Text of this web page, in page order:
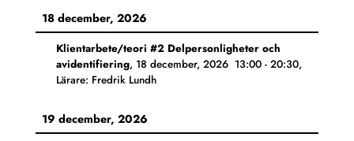
18 december, 2026
Klientarbete/teori #2 Delpersonligheter och
avidentifiering, 18 december, 2026 13:00- 20:30,
Lärare: Fredrik Lundh
19 december, 2026